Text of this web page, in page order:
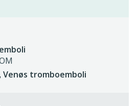
Venøs tromboemboli